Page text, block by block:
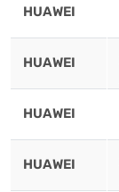
HUAWEI
HUAWEI
HUAWEI
HUAWEI